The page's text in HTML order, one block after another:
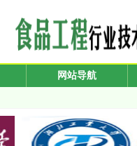
网站导航